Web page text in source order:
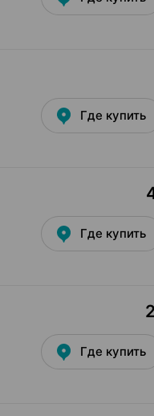
Где купить
Где купить
Где купить